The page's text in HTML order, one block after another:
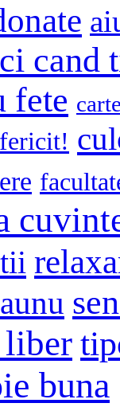
cand
fete
buna